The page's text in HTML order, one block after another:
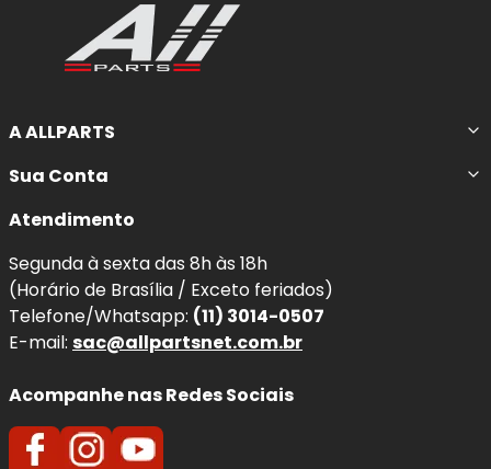
A ALLPARTS
Sua Conta
Atendimento
Segunda à sexta das 8h às 18h
(Horário de Brasília / Exceto feriados)
Telefone/Whatsapp: (11) 3014-0507
E-mail: sac@allpartsnet.com.br
Acompanhe nas Redes Sociais